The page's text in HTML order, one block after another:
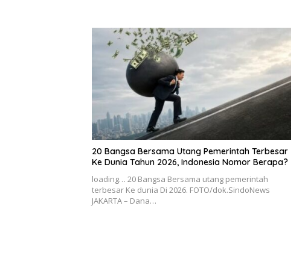
20 Bangsa Bersama Utang Pemerintah Terbesar
Ke Dunia Tahun 2026, Indonesia Nomor Berapa?
loading… 20 Bangsa Bersama utang pemerintah
terbesar Ke dunia Di 2026. FOTO/dok.SindoNews
JAKARTA – Dana…